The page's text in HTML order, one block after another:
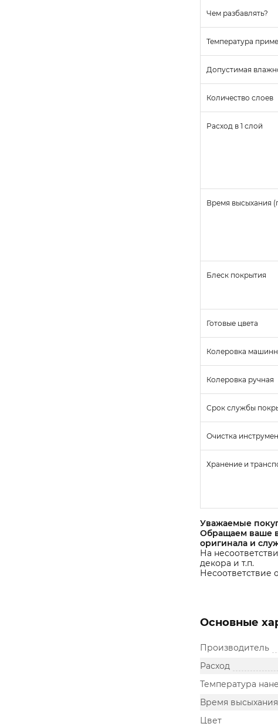
Чем разбавлять?
Температура
Допустимая
Количество слоев
Расход в 1 слой
Время высыхания
Блеск покрытия
Готовые цвета
Колеровка
Колеровка ручная
Cрок службы
Очистка
Хранение и
Уважаемые
Обращаем ваше
оригинала и
На
декора и т.п.
Несоответствие
Основные
Производитель
Расход
Температура
Время высыхания
Цвет